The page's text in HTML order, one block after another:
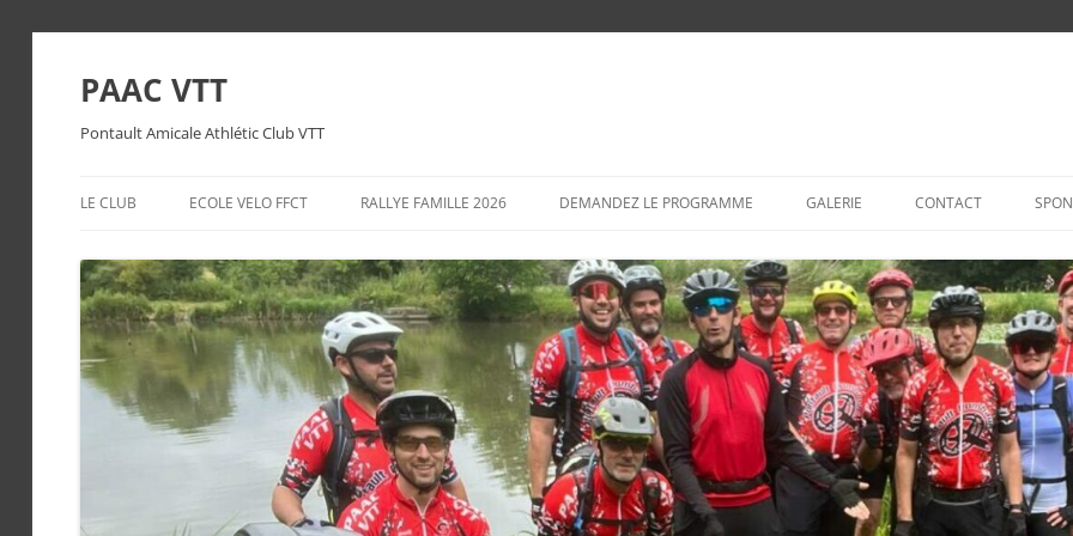
PAAC VTT
Pontault Amicale Athlétic Club VTT
au
LE CLUB ECOLE VELO FFCT RALLYE FAMILLE 2026 DEMANDEZ LE PROGRAMME GALERIE CONTACT